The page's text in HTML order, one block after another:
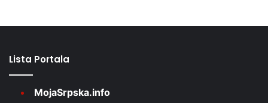
Lista Portala
MojaSrpska.info